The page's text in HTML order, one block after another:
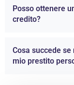
Posso ottenere
credito?
Cosa succede
mio prestito